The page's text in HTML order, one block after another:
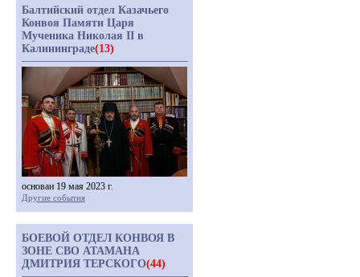
Балтийский отдел Казачьего
Конвоя Памяти Царя
Мученика Николая II в
Калининграде(13)
основан 19 мая 2023 г.
Другие события
БОЕВОЙ ОТДЕЛ КОНВОЯ В
ЗОНЕ СВО АТАМАНА
ДМИТРИЯ ТЕРСКОГО(44)